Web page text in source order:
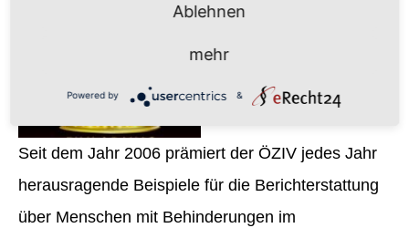
Seit dem Jahr 2006 prämiert der ÖZIV jedes Jahr
herausragende Beispiele für die Berichterstattung
über Menschen mit Behinderungen im
Ablehnen
mehr
Powered by &